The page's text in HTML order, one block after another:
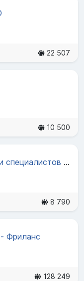
22 507
10 500
Заказ разнорабочих и специалистов в Красноярске
8 790
Фриланс
128 249